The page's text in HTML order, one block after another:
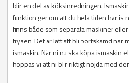
blir en del av köksinredningen.
funktion genom att du hela tiden har is
finns både som separata maskiner
frysen. Det är lätt att bli bortskämd när
ismaskin. När ni nu ska köpa ismaskin
hoppas vi att ni blir riktigt nöjda med